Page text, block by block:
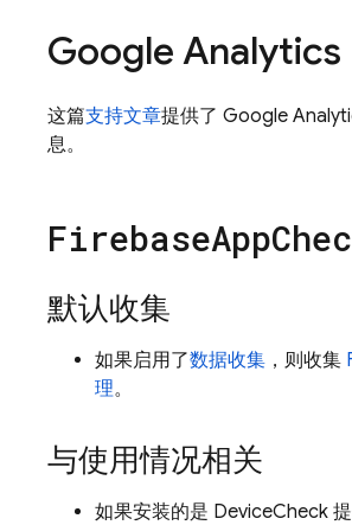
Google Analytics
这篇支持文章提供了 Google
息。
FirebaseApp
默认收集
如果启用了数据收集 ，则收集
理。
与使用情况相关
如果安装的是 DeviceCheck